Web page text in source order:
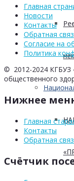
Главная
Новости
Контакты
Обратная
Согласие на
Политика
© 2012-2024 КГБУЗ
общественного
Нижнее
Главная
Контакты
Обратная
Счётчик